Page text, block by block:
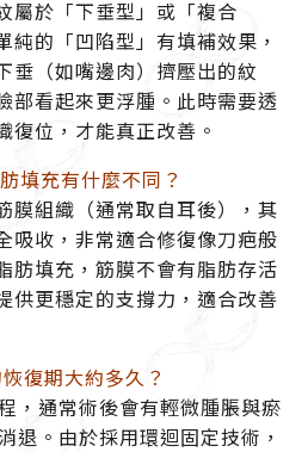
屬於「下垂型」或「複合
純的「凹陷型」有填補效果，
垂（如嘴邊肉）擠壓出的紋
部看起來更浮腫。此時需要透
復位，才能真正改善。
填充有什麼不同？
膜組織（通常取自耳後），其
吸收，非常適合修復像刀疤般
肪填充，筋膜不會有脂肪存活
供更穩定的支撐力，適合改善
復期大約多久？
，通常術後會有輕微腫脹與瘀
退。由於採用環迴固定技術，